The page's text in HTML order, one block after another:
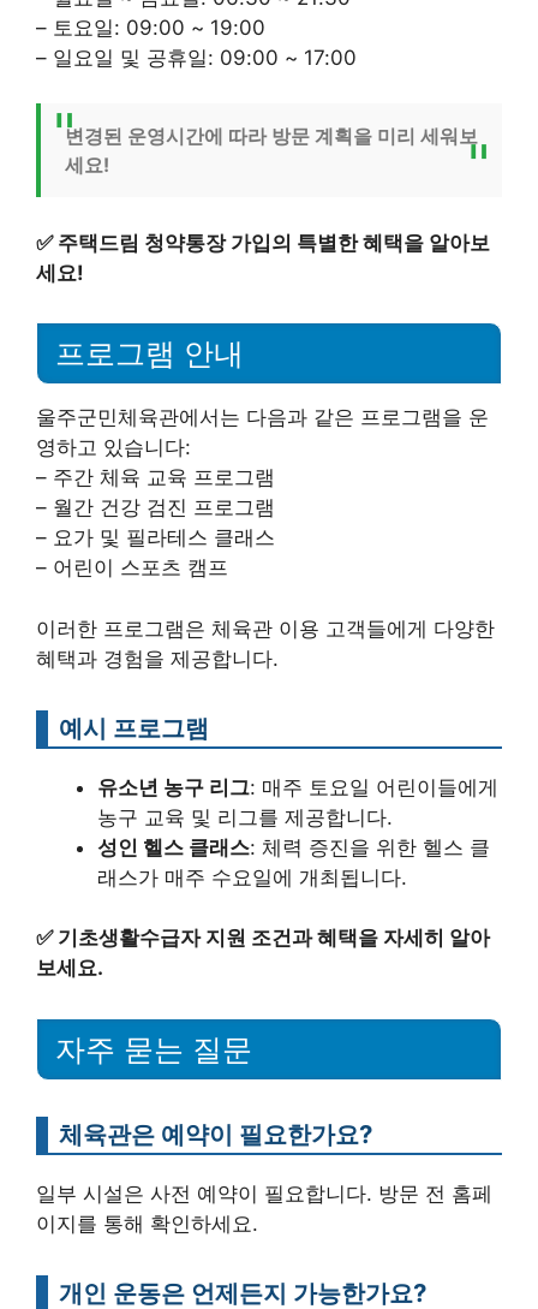
– 토요일: 09:00 ~ 19:00
– 일요일 및 공휴일: 09:00 ~ 17:00
변경된 운영시간에 따라 방문 계획을 미리 세워보
세요!
✅ 주택드림 청약통장 가입의 특별한 혜택을 알아보
세요!
프로그램 안내
울주군민체육관에서는 다음과 같은 프로그램을 운
영하고 있습니다:
– 주간 체육 교육 프로그램
– 월간 건강 검진 프로그램
– 요가 및 필라테스 클래스
– 어린이 스포츠 캠프
이러한 프로그램은 체육관 이용 고객들에게 다양한
혜택과 경험을 제공합니다.
예시 프로그램
유소년 농구 리그: 매주 토요일 어린이들에게
농구 교육 및 리그를 제공합니다.
성인 헬스 클래스: 체력 증진을 위한 헬스 클
래스가 매주 수요일에 개최됩니다.
✅ 기초생활수급자 지원 조건과 혜택을 자세히 알아
보세요.
자주 묻는 질문
체육관은 예약이 필요한가요?
일부 시설은 사전 예약이 필요합니다. 방문 전 홈페
이지를 통해 확인하세요.
개인 운동은 언제든지 가능한가요?